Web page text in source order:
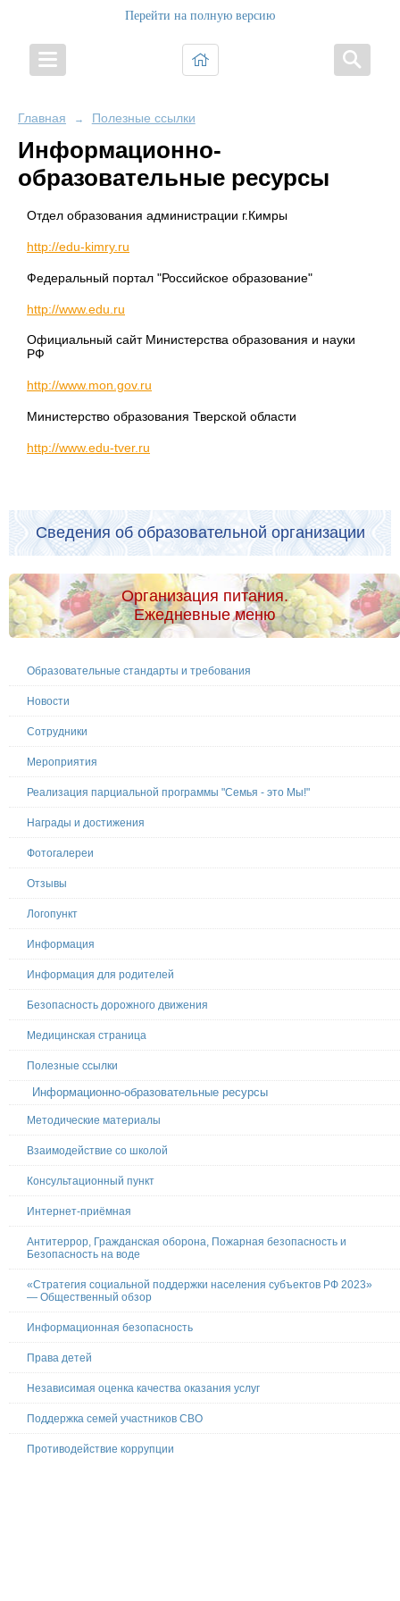
Перейти на полную версию
Главная → Полезные ссылки
Информационно-
образовательные ресурсы
Отдел образования администрации г.Кимры
http://edu-kimry.ru
Федеральный портал "Российское образование"
http://www.edu.ru
Официальный сайт Министерства образования и науки
РФ
http://www.mon.gov.ru
Министерство образования Тверской области
http://www.edu-tver.ru
Сведения об образовательной организации
Организация питания.
Ежедневные меню
Образовательные стандарты и требования
Новости
Сотрудники
Мероприятия
Реализация парциальной программы "Семья - это Мы!"
Награды и достижения
Фотогалереи
Отзывы
Логопункт
Информация
Информация для родителей
Безопасность дорожного движения
Медицинская страница
Полезные ссылки
Информационно-образовательные ресурсы
Методические материалы
Взаимодействие со школой
Консультационный пункт
Интернет-приёмная
Антитеррор, Гражданская оборона, Пожарная безопасность и
Безопасность на воде
«Стратегия социальной поддержки населения субъектов РФ 2023»
— Общественный обзор
Информационная безопасность
Права детей
Независимая оценка качества оказания услуг
Поддержка семей участников СВО
Противодействие коррупции